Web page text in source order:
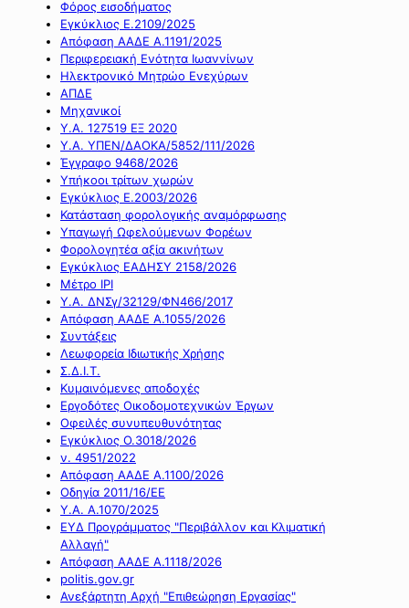
Φόρος εισοδήματος
Εγκύκλιος Ε.2109/2025
Απόφαση ΑΑΔΕ Α.1191/2025
Περιφερειακή Ενότητα Ιωαννίνων
Ηλεκτρονικό Μητρώο Ενεχύρων
ΑΠΔΕ
Μηχανικοί
Υ.Α. 127519 ΕΞ 2020
Υ.Α. ΥΠΕΝ/ΔΑΟΚΑ/5852/111/2026
Έγγραφο 9468/2026
Υπήκοοι τρίτων χωρών
Εγκύκλιος Ε.2003/2026
Κατάσταση φορολογικής αναμόρφωσης
Υπαγωγή Ωφελούμενων Φορέων
Φορολογητέα αξία ακινήτων
Εγκύκλιος ΕΑΔΗΣΥ 2158/2026
Μέτρο IPI
Υ.Α. ΔΝΣγ/32129/ΦΝ466/2017
Απόφαση ΑΑΔΕ Α.1055/2026
Συντάξεις
Λεωφορεία Ιδιωτικής Χρήσης
Σ.Δ.Ι.Τ.
Κυμαινόμενες αποδοχές
Εργοδότες Οικοδομοτεχνικών Έργων
Οφειλές συνυπευθυνότητας
Εγκύκλιος Ο.3018/2026
ν. 4951/2022
Απόφαση ΑΑΔΕ Α.1100/2026
Οδηγία 2011/16/ΕΕ
Υ.Α. Α.1070/2025
ΕΥΔ Προγράμματος "Περιβάλλον και Κλιματική
Αλλαγή"
Απόφαση ΑΑΔΕ Α.1118/2026
politis.gov.gr
Ανεξάρτητη Αρχή "Επιθεώρηση Εργασίας"